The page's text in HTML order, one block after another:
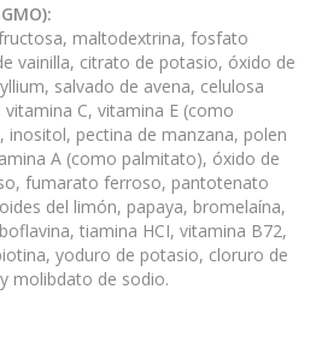
maltodextrina, fosfato
vainilla, citrato de potasio, óxido de
salvado de avena, celulosa
C, vitamina E (como
pectina de manzana, polen
A (como palmitato), óxido de
fumarato ferroso, pantotenato
del limón, papaya, bromelaína,
tiamina HCI, vitamina B72,
yoduro de potasio, cloruro de
molibdato de sodio.